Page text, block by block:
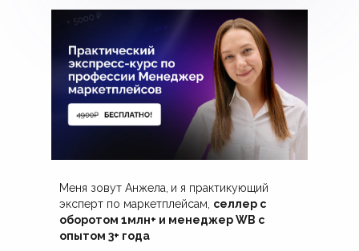
Меня зовут Анжела, и я практикующий
эксперт по маркетплейсам, селлер с
оборотом 1млн+ и менеджер WB с
опытом 3+ года